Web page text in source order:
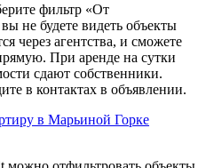
фильтр «От
не будете видеть объекты
через агентства, и сможете
При аренде на сутки
сдают собственники.
в контактах в объявлении.
в Марьиной Горке